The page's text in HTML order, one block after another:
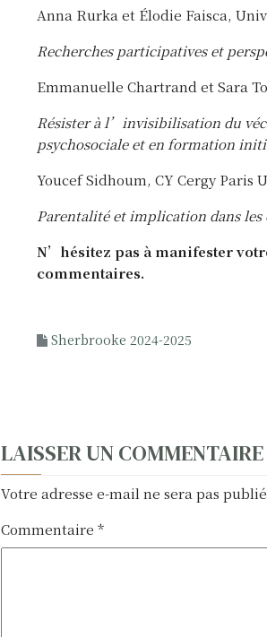
Anna Rurka et Élodie Faisca,
Recherches participatives et
Emmanuelle Chartrand et Sara
Résister à l’invisibilisation du
psychosociale et en formation
Youcef Sidhoum, CY Cergy Paris
Parentalité et implication dans les
N’hésitez pas à manifester
commentaires.
Sherbrooke 2024-2025
N
a
v
i
LAISSER UN COMMENTAIRE
Votre adresse e-mail ne sera pas
Commentaire *